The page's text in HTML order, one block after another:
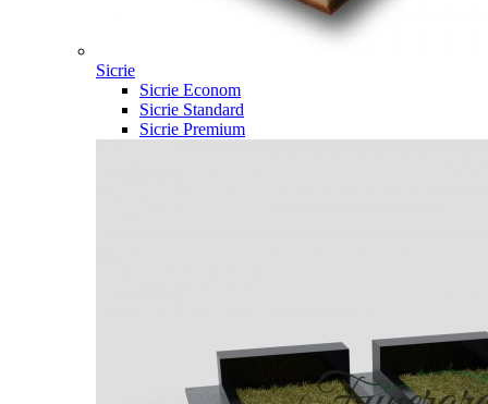
Sicrie
Sicrie Econom
Sicrie Standard
Sicrie Premium